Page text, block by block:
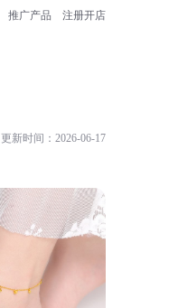
推广产品 注册开店
更新时间：2026-06-17